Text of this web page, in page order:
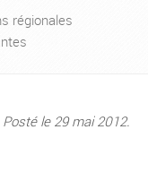
régionales
Posté le 29 mai 2012.